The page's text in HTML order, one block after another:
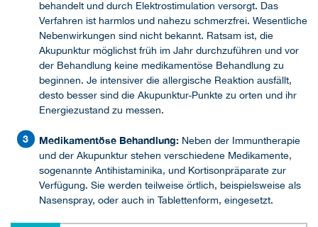
behandelt und durch Elektrostimulation versorgt. Das
Verfahren ist harmlos und nahezu schmerzfrei. Wesentliche
Nebenwirkungen sind nicht bekannt. Ratsam ist, die
Akupunktur möglichst früh im Jahr durchzuführen und vor
der Behandlung keine medikamentöse Behandlung zu
beginnen. Je intensiver die allergische Reaktion ausfällt,
desto besser sind die Akupunktur-Punkte zu orten und ihr
Energiezustand zu messen.
Medikamentöse Behandlung: Neben der Immuntherapie
und der Akupunktur stehen verschiedene Medikamente,
sogenannte Antihistaminika, und Kortisonpräparate zur
Verfügung. Sie werden teilweise örtlich, beispielsweise als
Nasenspray, oder auch in Tablettenform, eingesetzt.